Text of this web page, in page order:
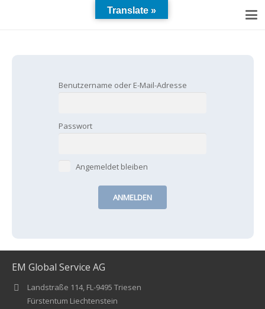
Benutzername oder E-Mail-Adresse
Passwort
Angemeldet bleiben
EM Global Service AG
Landstraße 114, FL-9495 Triesen
Fürstentum Liechtenstein
Translate »